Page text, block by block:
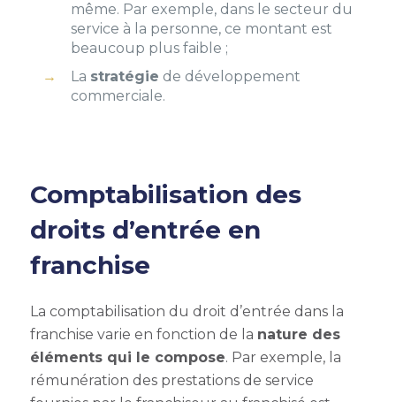
même. Par exemple, dans le secteur du
service à la personne, ce montant est
beaucoup plus faible ;
La stratégie de développement
commerciale.
Comptabilisation des
droits d’entrée en
franchise
La comptabilisation du droit d’entrée dans la
franchise varie en fonction de la nature des
éléments qui le compose. Par exemple, la
rémunération des prestations de service